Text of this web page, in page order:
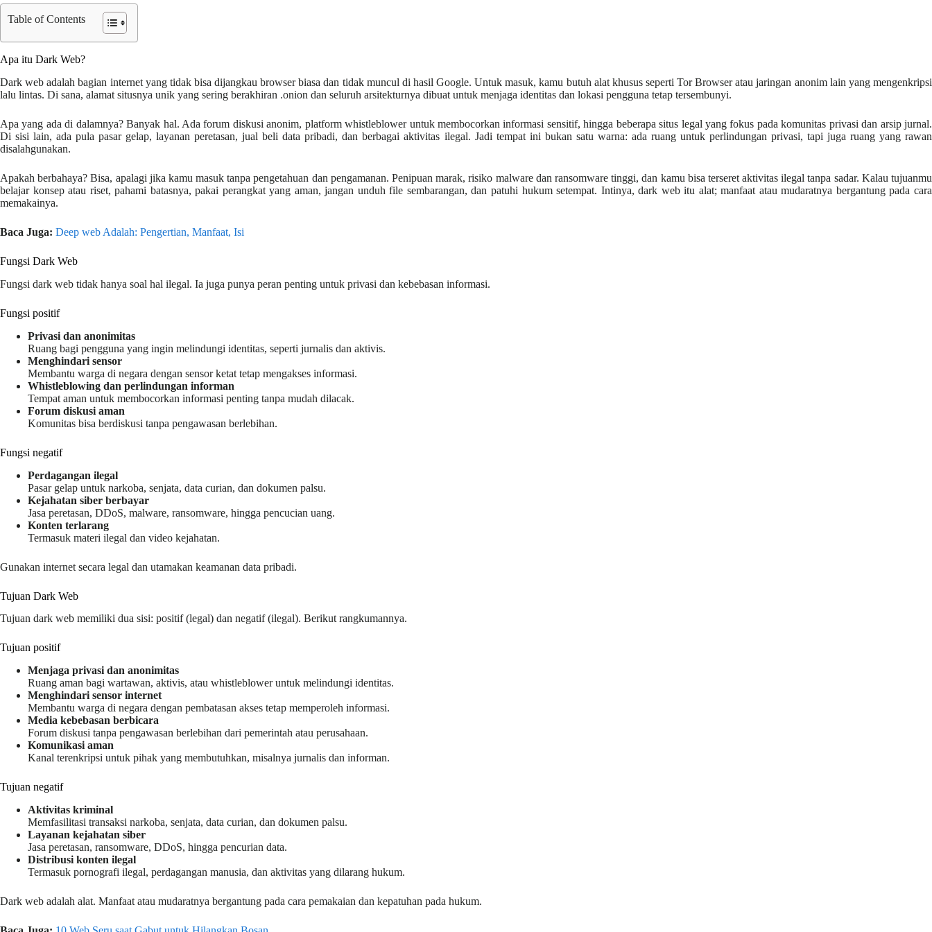
Table of Contents
Apa itu Dark Web?
Dark web adalah bagian internet yang tidak bisa dijangkau browser biasa dan tidak muncul di hasil Google. Untuk masuk, kamu butuh alat khusus seperti Tor Browser atau jaringan anonim lain yang mengenkripsi
lalu lintas. Di sana, alamat situsnya unik yang sering berakhiran .onion dan seluruh arsitekturnya dibuat untuk menjaga identitas dan lokasi pengguna tetap tersembunyi.
Apa yang ada di dalamnya? Banyak hal. Ada forum diskusi anonim, platform whistleblower untuk membocorkan informasi sensitif, hingga beberapa situs legal yang fokus pada komunitas privasi dan arsip jurnal.
Di sisi lain, ada pula pasar gelap, layanan peretasan, jual beli data pribadi, dan berbagai aktivitas ilegal. Jadi tempat ini bukan satu warna: ada ruang untuk perlindungan privasi, tapi juga ruang yang rawan
disalahgunakan.
Apakah berbahaya? Bisa, apalagi jika kamu masuk tanpa pengetahuan dan pengamanan. Penipuan marak, risiko malware dan ransomware tinggi, dan kamu bisa terseret aktivitas ilegal tanpa sadar. Kalau tujuanmu
belajar konsep atau riset, pahami batasnya, pakai perangkat yang aman, jangan unduh file sembarangan, dan patuhi hukum setempat. Intinya, dark web itu alat; manfaat atau mudaratnya bergantung pada cara
memakainya.
Baca Juga: Deep web Adalah: Pengertian, Manfaat, Isi
Fungsi Dark Web
Fungsi dark web tidak hanya soal hal ilegal. Ia juga punya peran penting untuk privasi dan kebebasan informasi.
Fungsi positif
Privasi dan anonimitas
Ruang bagi pengguna yang ingin melindungi identitas, seperti jurnalis dan aktivis.
Menghindari sensor
Membantu warga di negara dengan sensor ketat tetap mengakses informasi.
Whistleblowing dan perlindungan informan
Tempat aman untuk membocorkan informasi penting tanpa mudah dilacak.
Forum diskusi aman
Komunitas bisa berdiskusi tanpa pengawasan berlebihan.
Fungsi negatif
Perdagangan ilegal
Pasar gelap untuk narkoba, senjata, data curian, dan dokumen palsu.
Kejahatan siber berbayar
Jasa peretasan, DDoS, malware, ransomware, hingga pencucian uang.
Konten terlarang
Termasuk materi ilegal dan video kejahatan.
Gunakan internet secara legal dan utamakan keamanan data pribadi.
Tujuan Dark Web
Tujuan dark web memiliki dua sisi: positif (legal) dan negatif (ilegal). Berikut rangkumannya.
Tujuan positif
Menjaga privasi dan anonimitas
Ruang aman bagi wartawan, aktivis, atau whistleblower untuk melindungi identitas.
Menghindari sensor internet
Membantu warga di negara dengan pembatasan akses tetap memperoleh informasi.
Media kebebasan berbicara
Forum diskusi tanpa pengawasan berlebihan dari pemerintah atau perusahaan.
Komunikasi aman
Kanal terenkripsi untuk pihak yang membutuhkan, misalnya jurnalis dan informan.
Tujuan negatif
Aktivitas kriminal
Memfasilitasi transaksi narkoba, senjata, data curian, dan dokumen palsu.
Layanan kejahatan siber
Jasa peretasan, ransomware, DDoS, hingga pencurian data.
Distribusi konten ilegal
Termasuk pornografi ilegal, perdagangan manusia, dan aktivitas yang dilarang hukum.
Dark web adalah alat. Manfaat atau mudaratnya bergantung pada cara pemakaian dan kepatuhan pada hukum.